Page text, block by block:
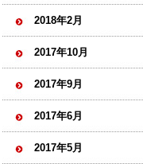
2018年2月
2017年10月
2017年9月
2017年6月
2017年5月